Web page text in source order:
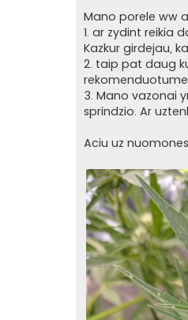
a
r
t
i
n
ė
Mano porele ww
1. ar zydint reikia
Kazkur girdejau,
2. taip pat daug
3. Mano vazonai
sprindzio. Ar
Aciu uz